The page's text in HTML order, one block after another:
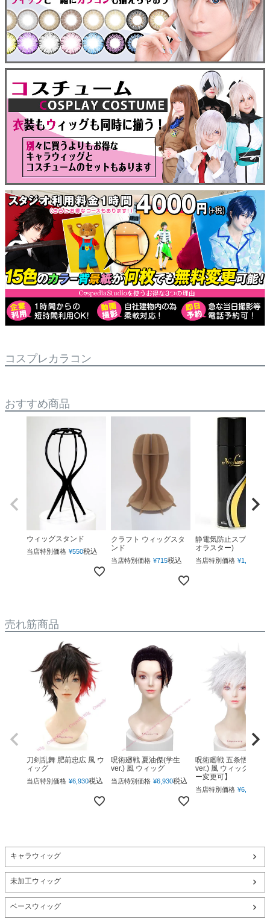
コスプレカラコン
おすすめ商品
ウィッグスタンド
当店特別価格 ¥550税込
クラフト ウィッグスタ
ンド
当店特別価格 ¥715税込
静電気防止スプレー(ネ
オラスター)
当店特別価格 ¥1,760
売れ筋商品
刀剣乱舞 肥前忠広 風 ウ
ィッグ
当店特別価格 ¥6,930税込
呪術廻戦 夏油傑(学生
ver.) 風 ウィッグ
当店特別価格 ¥6,930税込
呪術廻戦 五条悟(下ろ
ver.) 風 ウィッグ 【カ
ー変更可】
当店特別価格 ¥6,930
キャラウィッグ
未加工ウィッグ
ベースウィッグ